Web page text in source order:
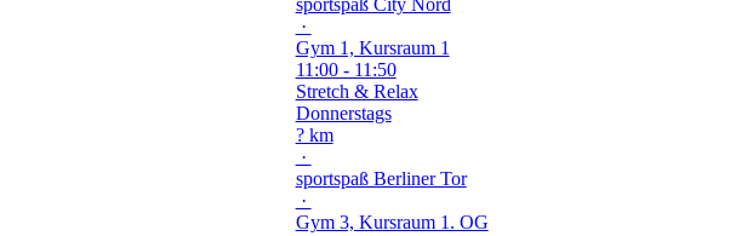
sportspaß City Nord
·
Gym 1, Kursraum 1
11:00 - 11:50
Stretch & Relax
Donnerstags
? km
·
sportspaß Berliner Tor
·
Gym 3, Kursraum 1. OG